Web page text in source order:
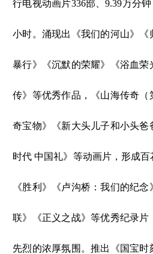
行电视动画片336部、9.39万分
小时。涌现出《我们的河山》
暴行》《沉默的荣耀》《浴血
传》等优秀作品，《山海传奇（
奇宝物》《新大头儿子和小头
时代 中国礼》等动画片，形成
《胜利》《卢沟桥：我们的纪
联》《正义之战》等优秀纪录
先烈的浓厚氛围。推出《国宝